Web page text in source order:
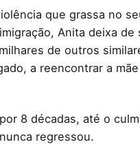
que grassa no
Anita deixa de
de outros
a reencontrar a
8 décadas, até o
regressou.